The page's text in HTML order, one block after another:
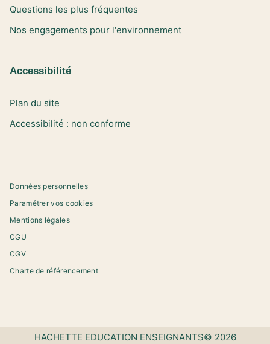
Questions les plus fréquentes
Nos engagements pour l'environnement
Accessibilité
Plan du site
Accessibilité : non conforme
Données personnelles
Paramétrer vos cookies
Mentions légales
CGU
CGV
Charte de référencement
HACHETTE EDUCATION ENSEIGNANTS© 2026